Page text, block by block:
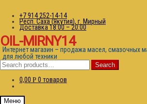
+7 914 252-14-14
Респ. Саха (Якутия), г. Мирный
Доставка 18:00 – 20:00
OIL-MIRNY14
Интернет магазин – продажа масел, смазочных
для любой техники
Search
for: Search
0,00 Р 0 товаров
Меню